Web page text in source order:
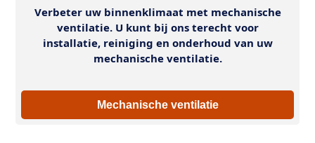
Verbeter uw binnenklimaat met mechanische
ventilatie. U kunt bij ons terecht voor
installatie, reiniging en onderhoud van uw
mechanische ventilatie.
Mechanische ventilatie